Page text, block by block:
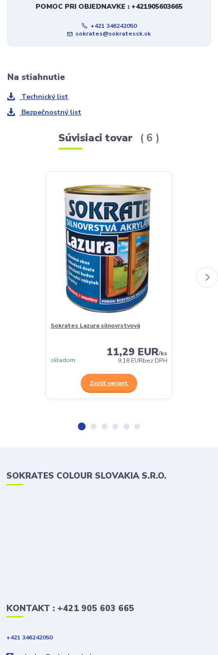
POMOC PRI OBJEDNAVKE : +421905603665
+421 346242050
sokrates@sokratessk.sk
Na stiahnutie
Technický list
Bezpečnostný list
Súvisiaci tovar 6
Sokrates Lazura silnovrstvová
11,29 EUR/ks
9,18 EURbez DPH
skladom
Zvoliť variant
SOKRATES COLOUR SLOVAKIA S.R.O.
KONTAKT : +421 905 603 665
+421 346242050